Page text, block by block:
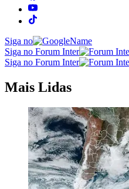
Siga no
Siga no Forum Inter
Siga no Forum Inter
Mais Lidas